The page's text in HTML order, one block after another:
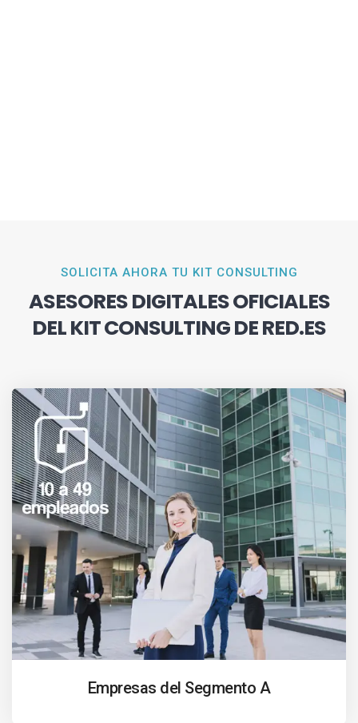
SOLICITA AHORA TU KIT CONSULTING
ASESORES DIGITALES OFICIALES
DEL KIT CONSULTING DE RED.ES
Empresas del Segmento A